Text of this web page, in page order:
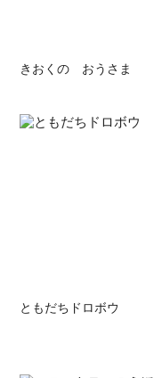
きおくの おうさま
ともだちドロボウ